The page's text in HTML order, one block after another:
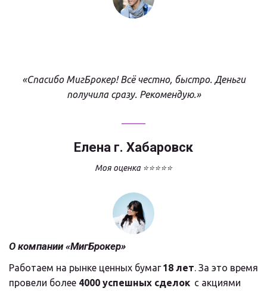
«Спасибо МигБрокер! Всё честно, быстро. Деньги
получила сразу. Рекомендую.»
Елена г. Хабаровск
Моя оценка ⭐⭐⭐⭐⭐
О компании «МигБрокер»
Работаем на рынке ценных бумаг 18 лет. За это время
провели более 4000 успешных сделок
  с акциями